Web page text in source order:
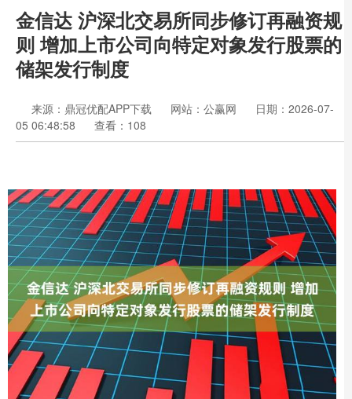
金信达 沪深北交易所同步修订再融资规
则 增加上市公司向特定对象发行股票的
储架发行制度
来源：鼎冠优配APP下载 网站：公赢网
日期：2026-07-
05 06:48:58
查看：108